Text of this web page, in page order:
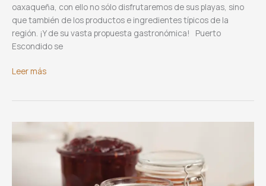
oaxaqueña, con ello no sólo disfrutaremos de sus playas, sino
que también de los productos e ingredientes típicos de la
región. ¡Y de su vasta propuesta gastronómica! Puerto
Escondido se
Experiencias
Escondido
Leer más